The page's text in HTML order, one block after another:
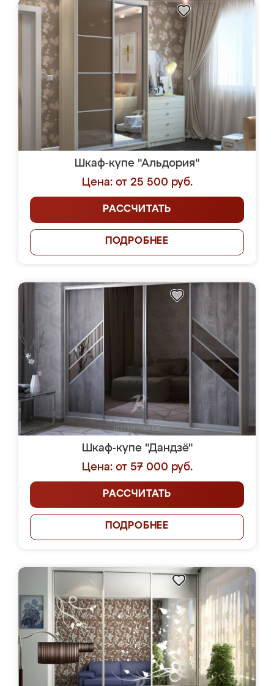
Шкаф-купе "Альдория"
Цена: от 25 500 руб.
РАССЧИТАТЬ
ПОДРОБНЕЕ
Шкаф-купе "Дандзё"
Цена: от 57 000 руб.
РАССЧИТАТЬ
ПОДРОБНЕЕ